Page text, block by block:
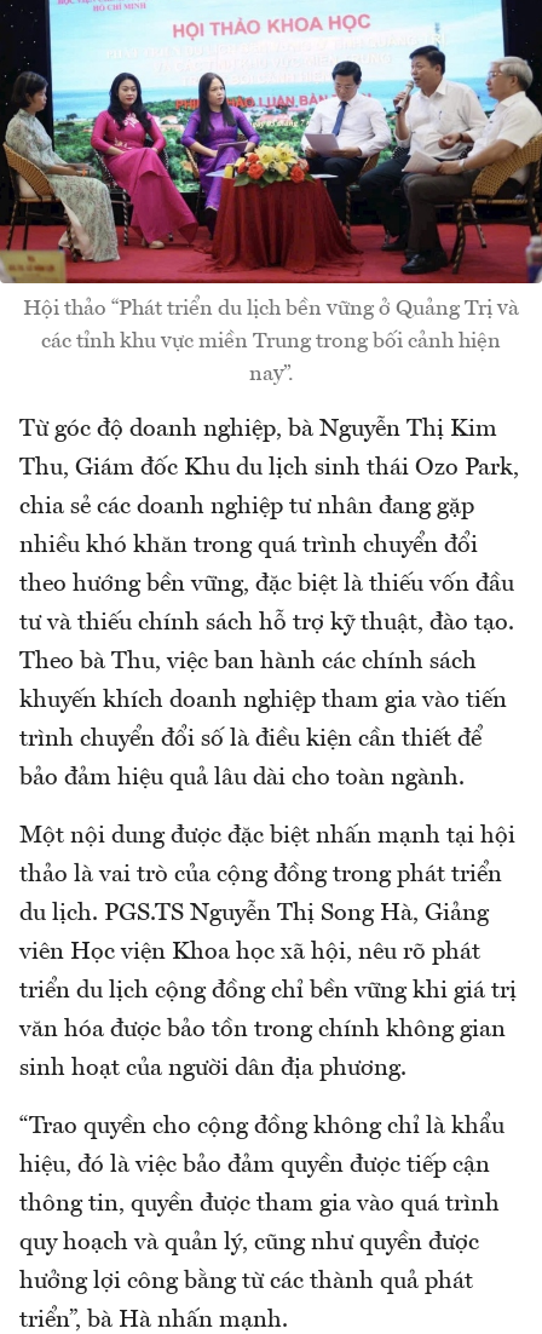
Hội thảo “Phát triển du lịch bền vững ở Quảng Trị và
các tỉnh khu vực miền Trung trong bối cảnh hiện
nay”.
Từ góc độ doanh nghiệp, bà Nguyễn Thị Kim
Thu, Giám đốc Khu du lịch sinh thái Ozo Park,
chia sẻ các doanh nghiệp tư nhân đang gặp
nhiều khó khăn trong quá trình chuyển đổi
theo hướng bền vững, đặc biệt là thiếu vốn đầu
tư và thiếu chính sách hỗ trợ kỹ thuật, đào tạo.
Theo bà Thu, việc ban hành các chính sách
khuyến khích doanh nghiệp tham gia vào tiến
trình chuyển đổi số là điều kiện cần thiết để
bảo đảm hiệu quả lâu dài cho toàn ngành.
Một nội dung được đặc biệt nhấn mạnh tại hội
thảo là vai trò của cộng đồng trong phát triển
du lịch. PGS.TS Nguyễn Thị Song Hà, Giảng
viên Học viện Khoa học xã hội, nêu rõ phát
triển du lịch cộng đồng chỉ bền vững khi giá trị
văn hóa được bảo tồn trong chính không gian
sinh hoạt của người dân địa phương.
“Trao quyền cho cộng đồng không chỉ là khẩu
hiệu, đó là việc bảo đảm quyền được tiếp cận
thông tin, quyền được tham gia vào quá trình
quy hoạch và quản lý, cũng như quyền được
hưởng lợi công bằng từ các thành quả phát
triển”, bà Hà nhấn mạnh.